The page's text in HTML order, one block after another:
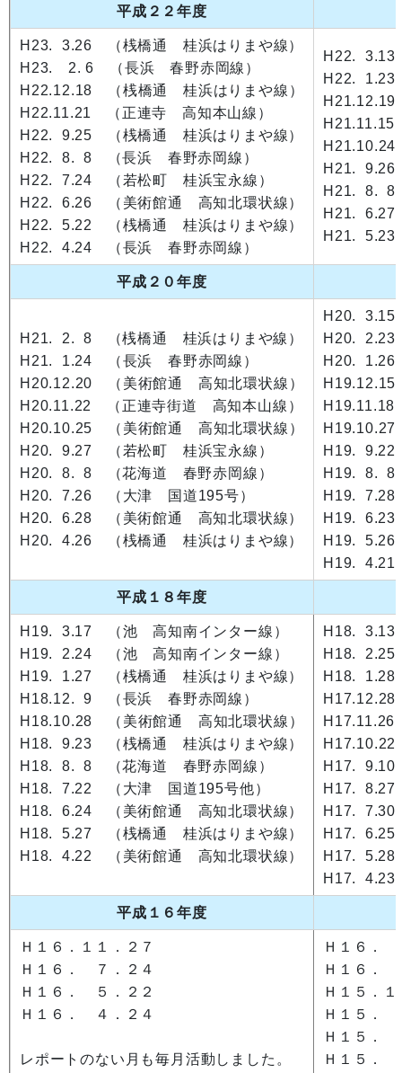
平成２２年度
H23. 3.26 （桟橋通 桂浜はりまや線）
H23. 2. 6 （長浜 春野赤岡線）
H22.12.18 （桟橋通 桂浜はりまや線）
H22.11.21 （正連寺 高知本山線）
H22. 9.25 （桟橋通 桂浜はりまや線）
H22. 8. 8 （長浜 春野赤岡線）
H22. 7.24 （若松町 桂浜宝永線）
H22. 6.26 （美術館通 高知北環状線）
H22. 5.22 （桟橋通 桂浜はりまや線）
H22. 4.24 （長浜 春野赤岡線）
H22. 3.13
H22. 1.23
H21.
H21. 8. 8
H21.
H21. 5.23
平成２０年度
H21. 2. 8 （桟橋通 桂浜はりまや線）
H21. 1.24 （長浜 春野赤岡線）
H20.12.20 （美術館通 高知北環状線）
H20.11.22 （正連寺街道 高知本山線）
H20.10.25 （美術館通 高知北環状線）
H20. 9.27 （若松町 桂浜宝永線）
H20. 8. 8 （花海道 春野赤岡線）
H20. 7.26 （大津 国道195号）
H20. 6.28 （美術館通 高知北環状線）
H20. 4.26 （桟橋通 桂浜はりまや線）
H20. 3.15
H20.
H20.
H19.
H19. 8. 8
H19.
H19.
H19. 5.26
H19. 4.21
平成１８年度
H19. 3.17 （池 高知南インター線）
H19. 2.24 （池 高知南インター線）
H19. 1.27 （桟橋通 桂浜はりまや線）
H18.12. 9 （長浜 春野赤岡線）
H18.10.28 （美術館通 高知北環状線）
H18. 9.23 （桟橋通 桂浜はりまや線）
H18. 8. 8 （花海道 春野赤岡線）
H18. 7.22 （大津 国道195号他）
H18. 6.24 （美術館通 高知北環状線）
H18. 5.27 （桟橋通 桂浜はりまや線）
H18. 4.22 （美術館通 高知北環状線）
H18. 3.13
H18.
H18.
H17.
H17.
H17. 7.30
H17.
H17. 5.28
H17. 4.23
平成１６年度
Ｈ１６．１１．２７
Ｈ１６． ７．２４
Ｈ１６． ５．２２
Ｈ１６． ４．２４
レポートのない月も毎月活動しました。
Ｈ１６．
Ｈ１６．
Ｈ１５．
Ｈ１５．
Ｈ１５．
Ｈ１５．